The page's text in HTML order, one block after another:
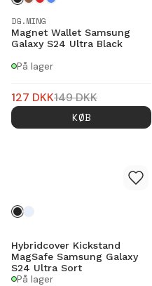
DG.MING
Magnet Wallet Samsung
Galaxy S24 Ultra Black
På lager
127 DKK149DKK
KØB
Hybridcover Kickstand
MagSafe Samsung Galaxy
S24 Ultra Sort
På lager